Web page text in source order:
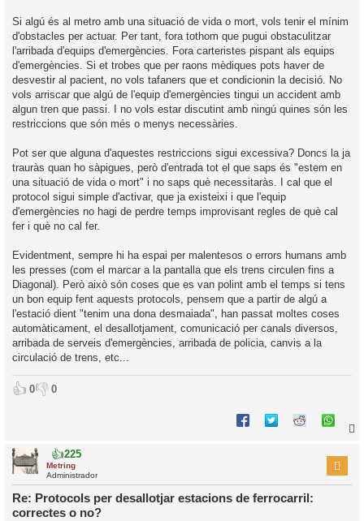
Si algú és al metro amb una situació de vida o mort, vols tenir el mínim
d'obstacles per actuar. Per tant, fora tothom que pugui obstaculitzar
l'arribada d'equips d'emergències. Fora carteristes pispant als equips
d'emergències. Si et trobes que per raons mèdiques pots haver de
desvestir al pacient, no vols tafaners que et condicionin la decisió. No
vols arriscar que algú de l'equip d'emergències tingui un accident amb
algun tren que passi. I no vols estar discutint amb ningú quines són les
restriccions que són més o menys necessàries.
Pot ser que alguna d'aquestes restriccions sigui excessiva? Doncs la ja
trauràs quan ho sàpigues, però d'entrada tot el que saps és "estem en
una situació de vida o mort" i no saps què necessitaràs. I cal que el
protocol sigui simple d'activar, que ja existeixi i que l'equip
d'emergències no hagi de perdre temps improvisant regles de què cal
fer i què no cal fer.
Evidentment, sempre hi ha espai per malentesos o errors humans amb
les presses (com el marcar a la pantalla que els trens circulen fins a
Diagonal). Però això són coses que es van polint amb el temps si tens
un bon equip fent aquests protocols, pensem que a partir de algú a
l'estació dient "tenim una dona desmaiada", han passat moltes coses
automàticament, el desallotjament, comunicació per canals diversos,
arribada de serveis d'emergències, arribada de policia, canvis a la
circulació de trens, etc...
👍 0👎 0
👍225
Metring
Administrador
Re: Protocols per desallotjar estacions de ferrocarril:
correctes o no?